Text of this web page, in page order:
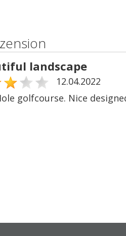
landscape
12.04.2022
golfcourse. Nice